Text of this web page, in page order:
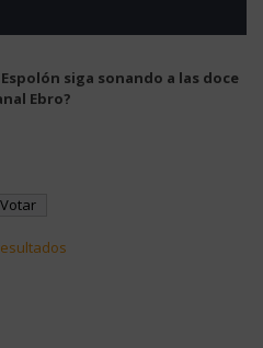
siga sonando a las doce
Ebro?